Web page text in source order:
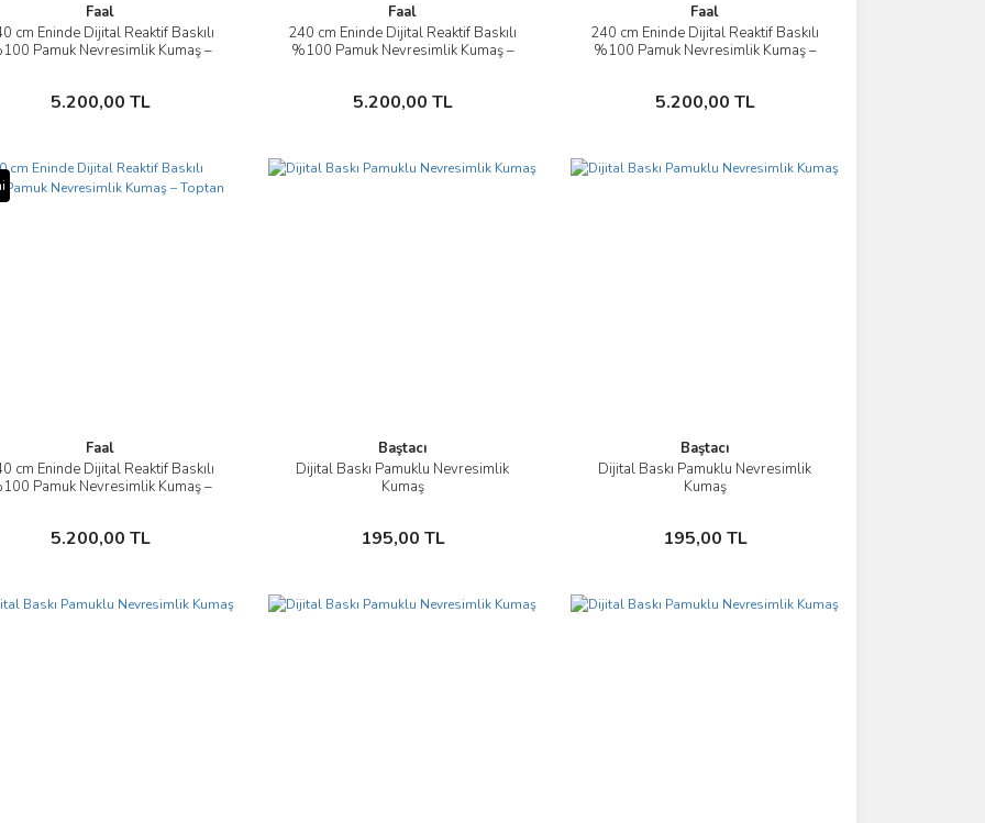
Faal
cm Eninde Dijital Reaktif Baskılı
Pamuk Nevresimlik Kumaş –
5.200,00 TL
İncele
Sepete Ekle
Faal
240 cm Eninde Dijital Reaktif Baskılı
%100 Pamuk Nevresimlik Kumaş –
5.200,00 TL
İncele
Sepete Ekle
Faal
240 cm Eninde Dijital Reaktif Baskılı
%100 Pamuk Nevresimlik Kumaş –
5.200,00 TL
İncele
Sepete Ekle
Faal
cm Eninde Dijital Reaktif Baskılı
Pamuk Nevresimlik Kumaş –
5.200,00 TL
İncele
Sepete Ekle
Baştacı
Dijital Baskı Pamuklu Nevresimlik
Kumaş
195,00 TL
İncele
Sepete Ekle
Baştacı
Dijital Baskı Pamuklu Nevresimlik
Kumaş
195,00 TL
İncele
Sepete Ekle